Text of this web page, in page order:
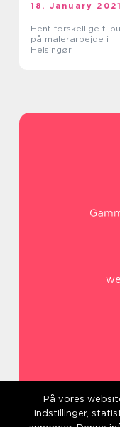
18. January 2021
Hent forskellige
på malerarbejde i
Helsingør
På vores
indstillinger,